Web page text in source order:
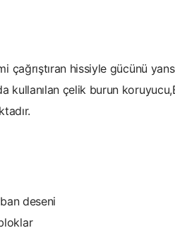
çağrıştıran hissiyle gücünü
kullanılan çelik burun
deseni